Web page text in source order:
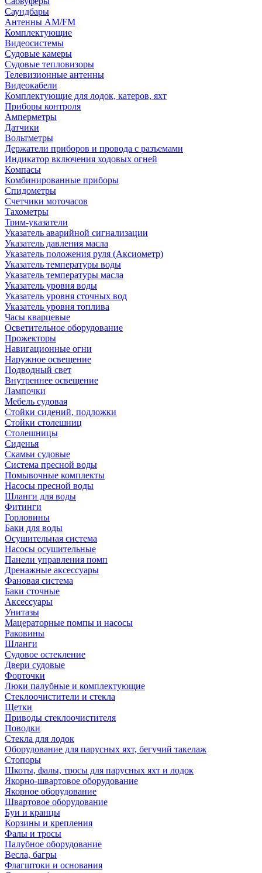
Саундбары
Антенны AM/FM
Комплектующие
Видеосистемы
Судовые камеры
Cудовые тепловизоры
Телевизионные антенны
Видеокабели
Комплектующие для лодок, катеров, яхт
Приборы контроля
Амперметры
Датчики
Вольтметры
Держатели приборов и провода с разъемами
Индикатор включения ходовых огней
Компасы
Комбинированные приборы
Спидометры
Счетчики моточасов
Тахометры
Трим-указатели
Указатель аварийной сигнализации
Указатель давления масла
Указатель положения руля (Аксиометр)
Указатель температуры воды
Указатель температуры масла
Указатель уровня воды
Указатель уровня сточных вод
Указатель уровня топлива
Часы кварцевые
Осветительное оборудование
Прожекторы
Навигационные огни
Наружное освещение
Подводный свет
Внутреннее освещение
Лампочки
Мебель судовая
Стойки сидений, подложки
Стойки столешниц
Столешницы
Сиденья
Скамьи судовые
Система пресной воды
Помывочные комплекты
Насосы пресной воды
Шланги для воды
Фитинги
Горловины
Баки для воды
Осушительная система
Насосы осушительные
Панели управления помп
Дренажные аксессуары
Фановая система
Баки сточные
Аксессуары
Унитазы
Мацераторные помпы и насосы
Раковины
Шланги
Судовое остекление
Двери судовые
Форточки
Люки палубные и комплектующие
Стеклоочистители и стекла
Щетки
Приводы стеклоочистителя
Поводки
Стекла для лодок
Оборудование для парусных яхт, бегучий такелаж
Стопоры
Шкоты, фалы, тросы для парусных яхт и лодок
Якорно-швартовое оборудование
Якорное оборудование
Швартовое оборудование
Буи и кранцы
Корзины и крепления
Фалы и тросы
Палубное оборудование
Весла, багры
Флагштоки и основания